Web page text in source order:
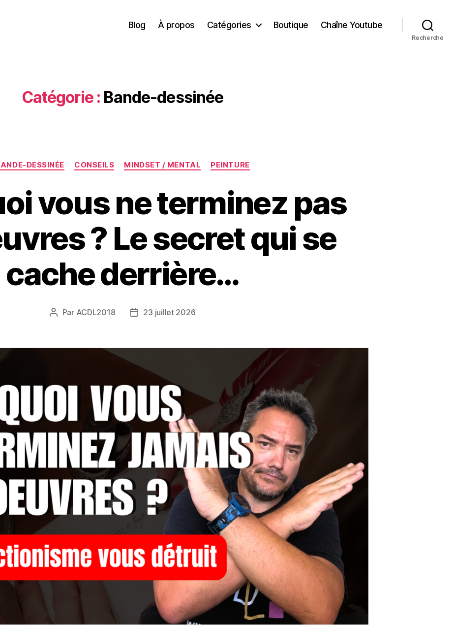
Blog À propos Catégories Boutique Chaîne Youtube
Recherche
Catégorie : Bande-dessinée
Catégories
DESSINÉE CONSEILS MINDSET / MENTAL PEINTURE
vous ne terminez pas
? Le secret qui se
cache derrière…
Auteur
Par ACDL2018
Date23 juillet 2026